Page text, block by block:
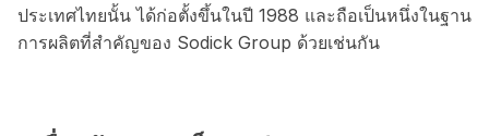
ประเทศไทยนั้น ได้ก่อตั้งขึ้นในปี 1988 และถือเป็นหนึ่งในฐาน
การผลิตที่สำคัญของ Sodick Group ด้วยเช่นกัน